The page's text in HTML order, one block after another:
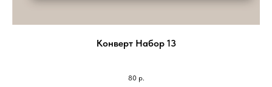
Конверт Набор 13
80 р.